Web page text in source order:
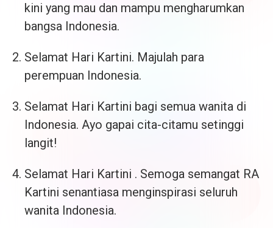
kini yang mau dan mampu mengharumkan
bangsa Indonesia.
Selamat Hari Kartini. Majulah para
perempuan Indonesia.
Selamat Hari Kartini bagi semua wanita di
Indonesia. Ayo gapai cita-citamu setinggi
langit!
Selamat Hari Kartini . Semoga semangat RA
Kartini senantiasa menginspirasi seluruh
wanita Indonesia.